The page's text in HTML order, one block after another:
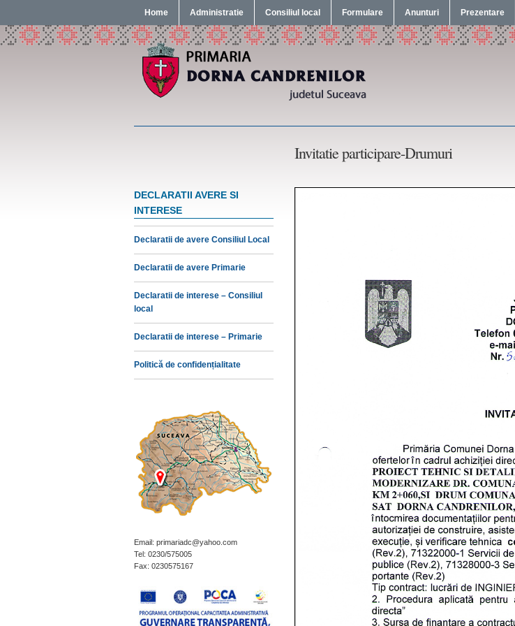
Home Administratie Consiliul local Formulare Anunturi Prezentare
Invitatie participare-Drumuri
DECLARATII AVERE SI
INTERESE
Declaratii de avere Consiliul Local
Declaratii de avere Primarie
Declaratii de interese – Consiliul
local
Declaratii de interese – Primarie
Politică de confidențialitate
Email: primariadc@yahoo.com
Tel: 0230/575005
Fax: 0230575167